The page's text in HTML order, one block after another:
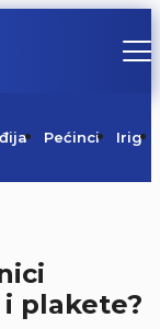
Pećinci Irig
plakete?